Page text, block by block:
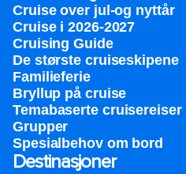
Cruise over jul-og nyttår
Cruise i 2026-2027
Cruising Guide
De største cruiseskipene
Familieferie
Bryllup på cruise
Temabaserte cruisereiser
Grupper
Spesialbehov om bord
Destinasjoner